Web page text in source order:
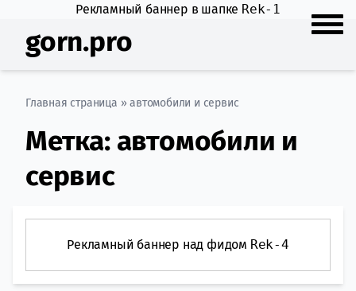
Рекламный баннер в шапке Rek-1
gorn.pro
Главная страница »автомобили и сервис
Метка: автомобили и
сервис
Рекламный баннер над фидом Rek-4